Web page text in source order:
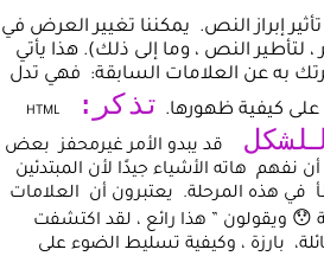
تأثير إبراز النص. يمكننا تغيير العرض في
، لتأطير النص ، وما إلى ذلك). هذا يأتي
به عن العلامات السابقة: فهي تدل
كيفية ظهورها. تذكر: HTML
قد يبدو الأمر غيرمحفز بعض
نفهم هاته الأشياء جيدًا لأن المبتدئين
في هذه المرحلة. يعتبرون أن العلامات
😯 ويقولون ” هذا رائع ، لقد اكتشفت
بارزة ، وكيفية تسليط الضوء على